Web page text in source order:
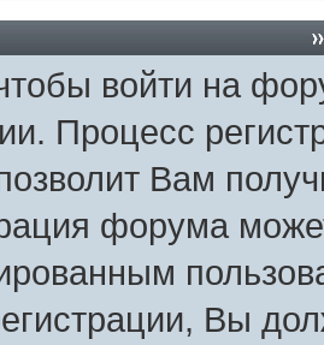
войти на
Процесс
Вам
форума
Вы